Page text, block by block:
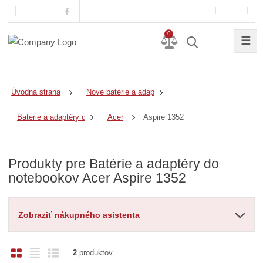
0
☰
Úvodná strana Nové batérie a adaptéry
Batérie a adaptéry do notebookov
Acer Aspire 1352
Produkty pre Batérie a adaptéry do
notebookov Acer Aspire 1352
Zobraziť nákupného asistenta
O
R
2produktov